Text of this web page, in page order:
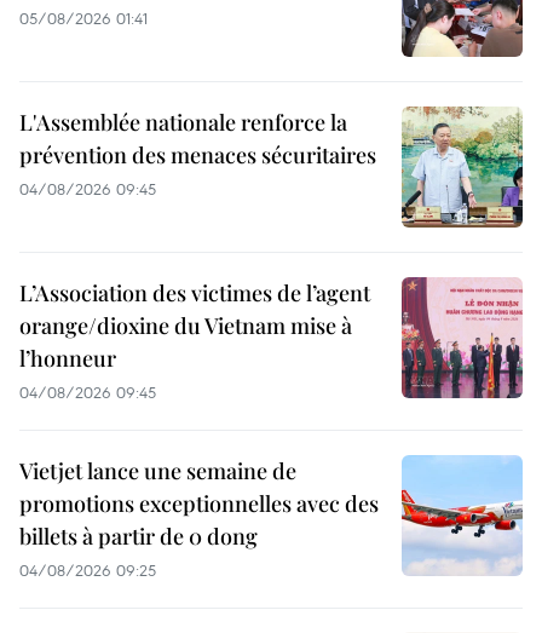
05/08/2026 01:41
L'Assemblée nationale renforce la
prévention des menaces sécuritaires
04/08/2026 09:45
L’Association des victimes de l’agent
orange/dioxine du Vietnam mise à
l’honneur
04/08/2026 09:45
Vietjet lance une semaine de
promotions exceptionnelles avec des
billets à partir de 0 dong
04/08/2026 09:25